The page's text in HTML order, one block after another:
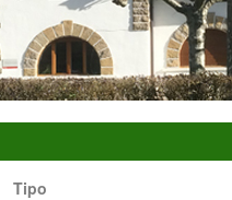
Tipo